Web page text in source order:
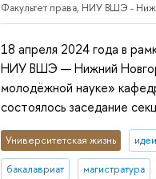
Факультет права, НИУ ВШЭ -
18 апреля 2024 года в
НИУ ВШЭ — Нижний
молодёжной науке»
состоялось заседание
Университетская жизнь
бакалавриат магистратура